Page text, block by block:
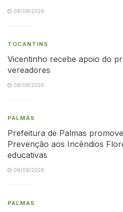
08/08/2026
TOCANTINS
Vicentinho recebe apoio do
vereadores
08/08/2026
PALMAS
Prefeitura de Palmas
Prevenção aos Incêndios
educativas
08/08/2026
PALMAS